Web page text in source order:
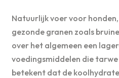
Natuurlijk voer voor
gezonde granen zoals
over het algemeen een
voedingsmiddelen die
betekent dat de